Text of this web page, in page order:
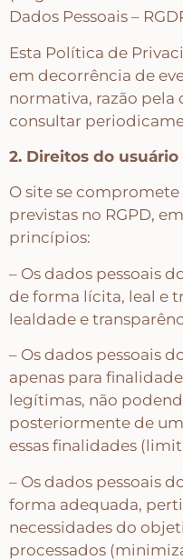
Tecidos Estampas
Tecidos de Páscoa
Natal
Abelhas – Mel
Arabescos e
Casinhas – Cercas
Janelas
Dados Pessoais –
Esta Política de
em decorrência de
normativa, razão pela
consultar
2. Direitos do usuário
O site se
previstas no RGPD,
princípios:
– Os dados pessoais
de forma lícita, leal e
lealdade e
– Os dados pessoais
apenas para
legítimas, não
posteriormente de
essas finalidades
– Os dados pessoais
forma adequada,
necessidades do
processados